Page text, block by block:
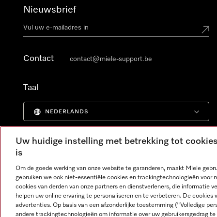
Nieuwsbrief
Contact contact@miele-support.be
Taal
NEDERLANDS
Uw huidige instelling met betrekking tot
is
Om de goede werking van onze website te garanderen, maakt Miele
gebruiken we ook niet-essentiële cookies en trackingtechnologieën voor
cookies van derden van onze partners en dienstverleners, die informatie
helpen uw online ervaring te personaliseren en te verbeteren. De
advertenties. Op basis van een afzonderlijke toestemming ("Volledige
andere trackingtechnologieën om informatie over uw gebruikersgedrag